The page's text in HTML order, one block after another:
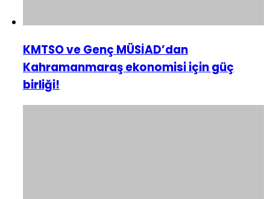
KMTSO ve Genç MÜSİAD’dan
Kahramanmaraş ekonomisi için güç
birliği!